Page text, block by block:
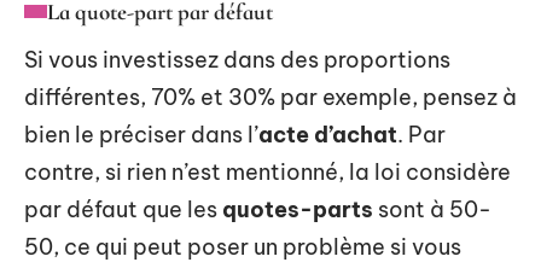
La quote-part par défaut
Si vous investissez dans des proportions
différentes, 70% et 30% par exemple, pensez à
bien le préciser dans l’acte d’achat. Par
contre, si rien n’est mentionné, la loi considère
par défaut que les quotes-parts sont à 50-
50, ce qui peut poser un problème si vous